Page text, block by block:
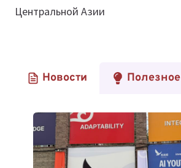
Центральной Азии
Новости Полезное